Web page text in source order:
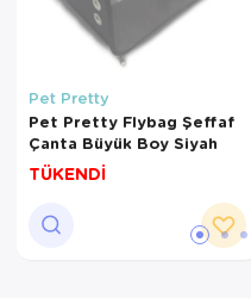
Pet Pretty
Pet Pretty Flybag Şeffaf
Çanta Büyük Boy Siyah
TÜKENDİ